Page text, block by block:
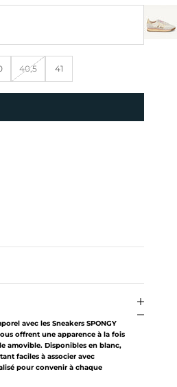
40,5 41
avec les Sneakers SPONGY
offrent une apparence à la fois
amovible. Disponibles en blanc,
faciles à associer avec
pour convenir à chaque